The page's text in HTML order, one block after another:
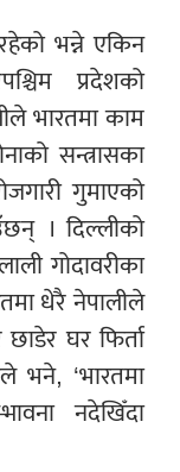
भन्ने एकिन
प्रदेशको
भारतमा काम
सन्त्रासका
गुमाएको
। दिल्लीको
गोदावरीका
धेरै नेपालीले
घर फिर्ता
भने, ‘भारतमा
नदेखिँदा